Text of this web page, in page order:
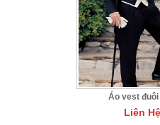
Áo vest đuôi
Liên Hệ